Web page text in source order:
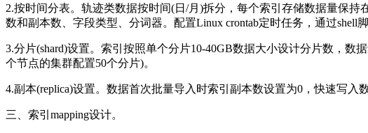
2.按时间分表。轨迹类数据按时间(日/月)拆分，每个索引存储数据量保
数和副本数、字段类型、分词器。配置Linux crontab定时任务，通过shell
3.分片(shard)设置。索引按照单个分片10-40GB数据大小设计分片数，
个节点的集群配置50个分片)。
4.副本(replica)设置。数据首次批量导入时索引副本数设置为0，快速写入
三、索引mapping设计。